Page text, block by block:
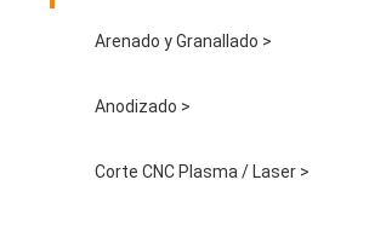
Arenado y Granallado >
Anodizado >
Corte CNC Plasma / Laser >